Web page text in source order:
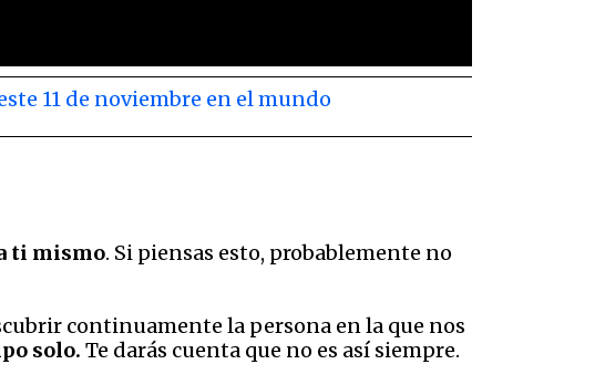
11 de noviembre en el mundo
ti mismo. Si piensas esto, probablemente no
continuamente la persona en la que nos
solo. Te darás cuenta que no es así siempre.